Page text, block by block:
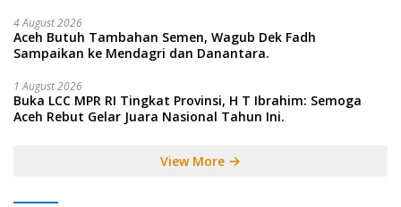
4 August 2026
Aceh Butuh Tambahan Semen, Wagub Dek Fadh
Sampaikan ke Mendagri dan Danantara.
1 August 2026
Buka LCC MPR RI Tingkat Provinsi, H T Ibrahim: Semoga
Aceh Rebut Gelar Juara Nasional Tahun Ini.
View More